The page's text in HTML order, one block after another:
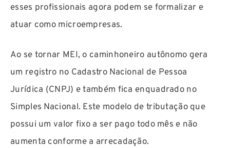
esses profissionais agora podem se formalizar e
atuar como microempresas.
Ao se tornar MEI, o caminhoneiro autônomo gera
um registro no Cadastro Nacional de Pessoa
Jurídica (CNPJ) e também fica enquadrado no
Simples Nacional. Este modelo de tributação que
possui um valor fixo a ser pago todo mês e não
aumenta conforme a arrecadação.